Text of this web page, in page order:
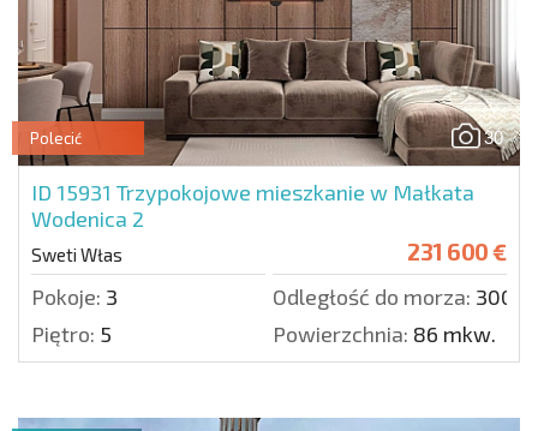
30
Polecić
ID 15931 Trzypokojowe mieszkanie w Małkata
Wodenica 2
Sweti Włas 231 600 €
Pokoje: 3 Odległość do morza: 300
Piętro: 5 Powierzchnia: 86 mkw.